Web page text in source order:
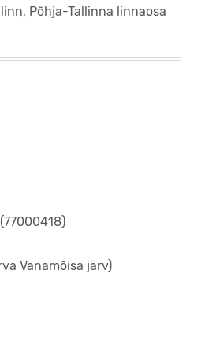
Põhja-Tallinna linnaosa
Vanamõisa järv)